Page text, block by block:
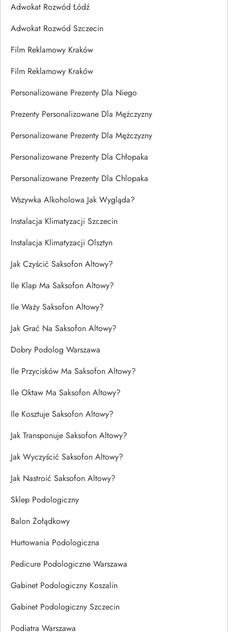
Adwokat Rozwód Łódź
Adwokat Rozwód Szczecin
Film Reklamowy Kraków
Film Reklamowy Kraków
Personalizowane Prezenty Dla Niego
Prezenty Personalizowane Dla Mężczyzny
Personalizowane Prezenty Dla Mężczyzny
Personalizowane Prezenty Dla Chłopaka
Personalizowane Prezenty Dla Chlopaka
Wszywka Alkoholowa Jak Wygląda?
Instalacja Klimatyzacji Szczecin
Instalacja Klimatyzacji Olsztyn
Jak Czyścić Saksofon Altowy?
Ile Klap Ma Saksofon Altowy?
Ile Waży Saksofon Altowy?
Jak Grać Na Saksofon Altowy?
Dobry Podolog Warszawa
Ile Przycisków Ma Saksofon Altowy?
Ile Oktaw Ma Saksofon Altowy?
Ile Kosztuje Saksofon Altowy?
Jak Transponuje Saksofon Altowy?
Jak Wyczyścić Saksofon Altowy?
Jak Nastroić Saksofon Altowy?
Sklep Podologiczny
Balon Żołądkowy
Hurtowania Podologiczna
Pedicure Podologiczne Warszawa
Gabinet Podologiczny Koszalin
Gabinet Podologiczny Szczecin
Podiatra Warszawa